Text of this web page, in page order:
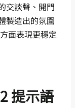
交談聲、開門
製造出的氛圍
面表現更穩定
提示語